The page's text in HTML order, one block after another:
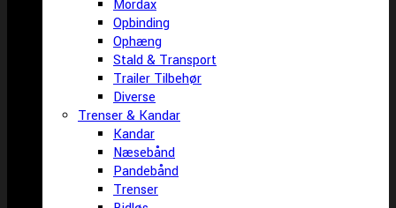
Mordax
Opbinding
Ophæng
Stald & Transport
Trailer Tilbehør
Diverse
Trenser & Kandar
Kandar
Næsebånd
Pandebånd
Trenser